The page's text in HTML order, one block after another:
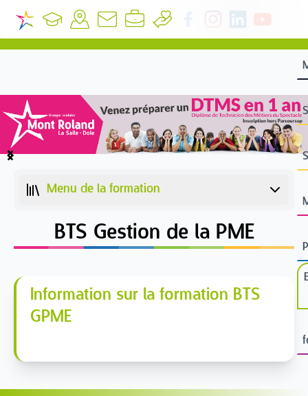
Item
Menu de la formation
BTS Gestion de la PME
Information sur la formation BTS
GPME